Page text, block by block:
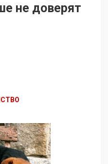
не доверят